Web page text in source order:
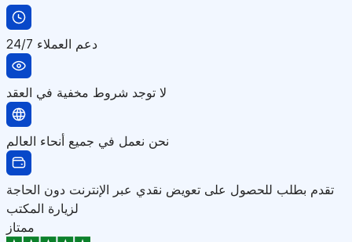
دعم العملاء 24/7
لا توجد شروط مخفية في العقد
نحن نعمل في جميع أنحاء العالم
تقدم بطلب للحصول على تعويض نقدي عبر الإنترنت دون الحاجة
لزيارة المكتب
ممتاز